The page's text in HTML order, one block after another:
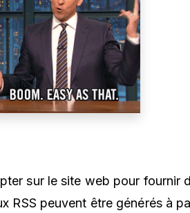
sur le site web pour fournir
RSS peuvent être générés à